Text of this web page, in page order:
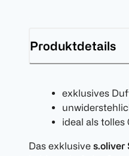
Produktdetails
exklusives
ideal als
Das exklusive s.oliver